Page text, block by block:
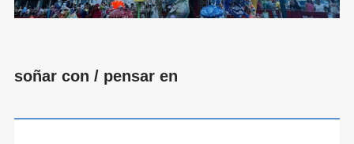
soñar con / pensar en